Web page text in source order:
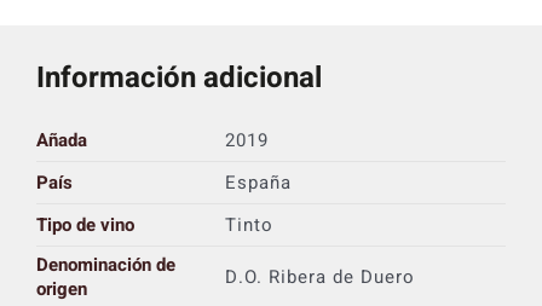
Información adicional
Añada
2019
País
España
Tipo de vino
Tinto
Denominación de
origen
D.O. Ribera de Duero